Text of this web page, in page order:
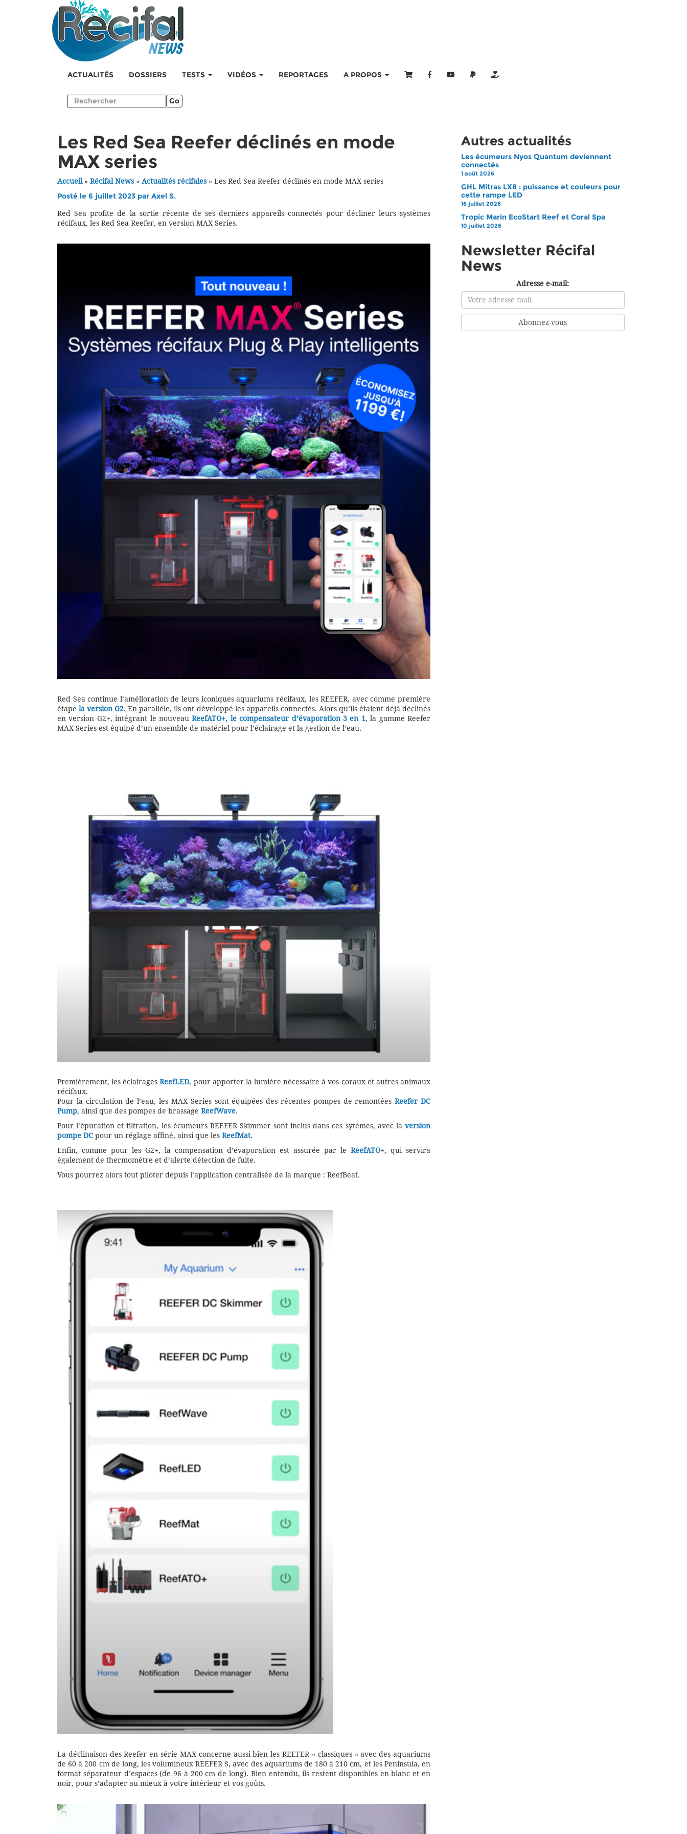
ACTUALITÉS DOSSIERS TESTS VIDÉOS REPORTAGES A PROPOS
Go
Les Red Sea Reefer déclinés en mode
MAX series
Accueil» Récifal News» Actualités récifales» Les Red Sea Reefer déclinés en mode MAX series
Posté le 6 juillet 2023 par Axel S.
Red Sea profite de la sortie récente de ses derniers appareils connectés pour décliner leurs systèmes
récifaux, les Red Sea Reefer, en version MAX Series.
Red Sea continue l’amélioration de leurs iconiques aquariums récifaux, les REEFER, avec comme première
étapela version G2. En parallèle, ils ont développé les appareils connectés. Alors qu’ils étaient déjà déclinés
en version G2+, intégrant le nouveauReefATO+, le compensateur d’évaporation 3 en 1, la gamme Reefer
MAX Series est équipé d’un ensemble de matériel pour l’éclairage et la gestion de l’eau.
Premièrement, les éclairagesReefLED, pour apporter la lumière nécessaire à vos coraux et autres animaux
récifaux.
Pour la circulation de l’eau, les MAX Series sont équipées des récentes pompes de remontéesReefer DC
Pump, ainsi que des pompes de brassage ReefWave.
Pour l’épuration et filtration, les écumeurs REEFER Skimmer sont inclus dans ces sytèmes, avec la version
pompe DC pour un réglage affiné, ainsi que les ReefMat.
Enfin, comme pour les G2+, la compensation d’évaporation est assurée par le ReefATO+, qui servira
également de thermomètre et d’alerte détection de fuite.
Vous pourrez alors tout piloter depuis l’application centralisée de la marque : ReefBeat.
La déclinaison des Reefer en série MAX concerne aussi bien les REEFER « classiques » avec des aquariums
de 60 à 200 cm de long, les volumineux REEFER S, avec des aquariums de 180 à 210 cm, et les Peninsula, en
format séparateur d’espaces (de 96 à 200 cm de long). Bien entendu, ils restent disponibles en blanc et en
noir, pour s’adapter au mieux à votre intérieur et vos goûts.
Autres actualités
Les écumeurs Nyos Quantum deviennent
connectés
1 août 2026
GHL Mitras LX8 : puissance et couleurs pour
cette rampe LED
16 juillet 2026
Tropic Marin EcoStart Reef et Coral Spa
10 juillet 2026
Newsletter Récifal
News
Adresse e-mail: